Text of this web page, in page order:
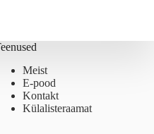
Meist
E-pood
Kontakt
Külalisteraamat